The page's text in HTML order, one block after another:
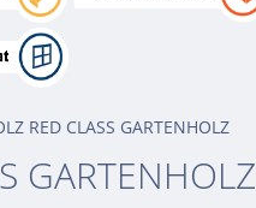
RED CLASS GARTENHOLZ
GARTENHOLZ